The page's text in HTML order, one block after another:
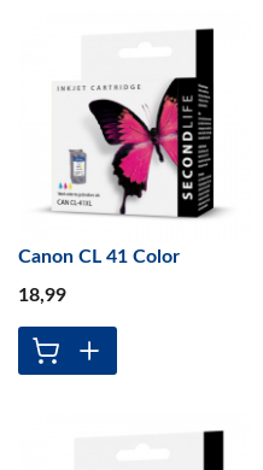
Canon CL 41 Color
18,99